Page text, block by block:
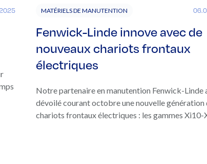
MATÉRIELS DE MANUTENTION
Fenwick-Linde innove avec de
nouveaux chariots frontaux
électriques
Notre partenaire en manutention Fenwick-Linde
dévoilé courant octobre une nouvelle génération
chariots frontaux électriques : les gammes Xi10-